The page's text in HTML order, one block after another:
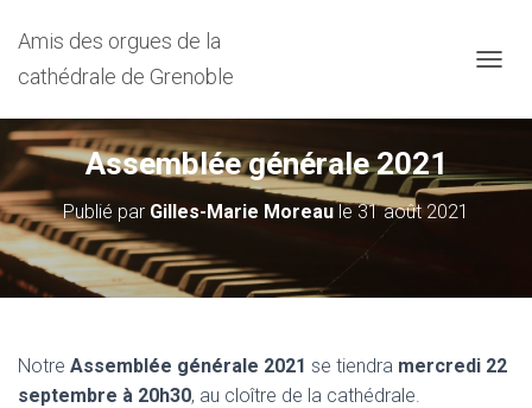
Amis des orgues de la
cathédrale de Grenoble
P
E
A
G
Assemblée générale 2021
Publié par Gilles-Marie Moreaule31 août 2021
Notre Assemblée générale 2021 se tiendra mercredi 22
septembre à 20h30, au cloître de la cathédrale.